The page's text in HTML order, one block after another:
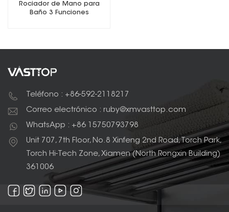
Rociador de Mano para
Baño 3 Funciones
Teléfono : +86-592-2118217
Correo electrónico : ruby@xmvasttop.com
WhatsApp : +86 15750793798
Unit 707, 7th Floor, No.8 Xinfeng 2nd Road, Torch Park,
Torch Hi-Tech Zone, Xiamen (North Rongxin Building)
361006